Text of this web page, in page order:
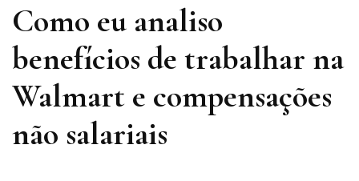
Como eu analiso
benefícios de trabalhar na
Walmart e compensações
não salariais